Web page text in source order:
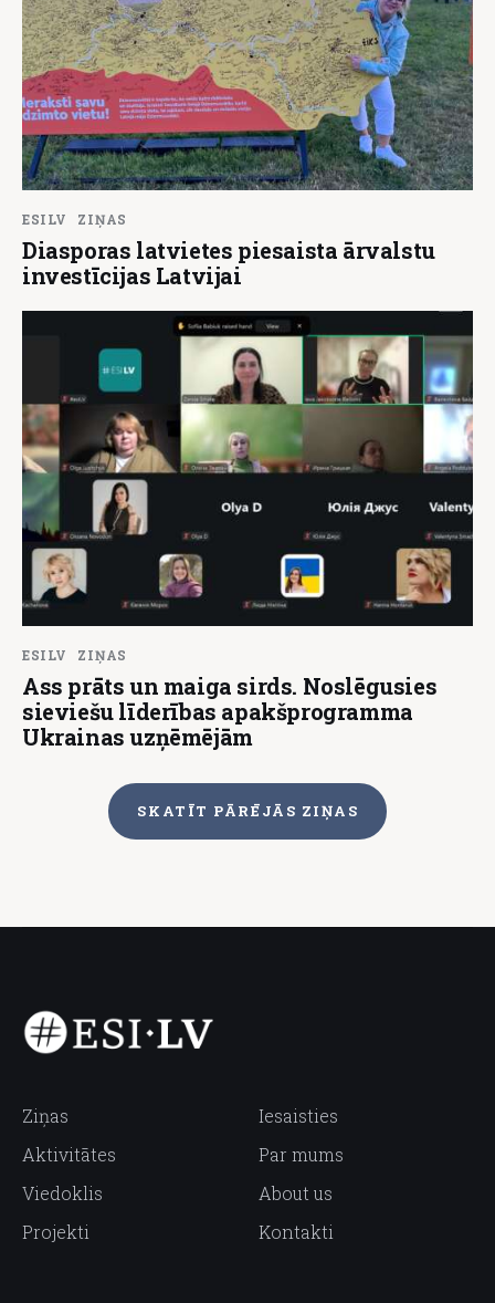
ESILV ZIŅAS
Diasporas latvietes piesaista ārvalstu
investīcijas Latvijai
ESILV ZIŅAS
Ass prāts un maiga sirds. Noslēgusies
sieviešu līderības apakšprogramma
Ukrainas uzņēmējām
SKATĪT PĀRĒJĀS ZIŅAS
Ziņas
Aktivitātes
Viedoklis
Projekti
Iesaisties
Par mums
About us
Kontakti